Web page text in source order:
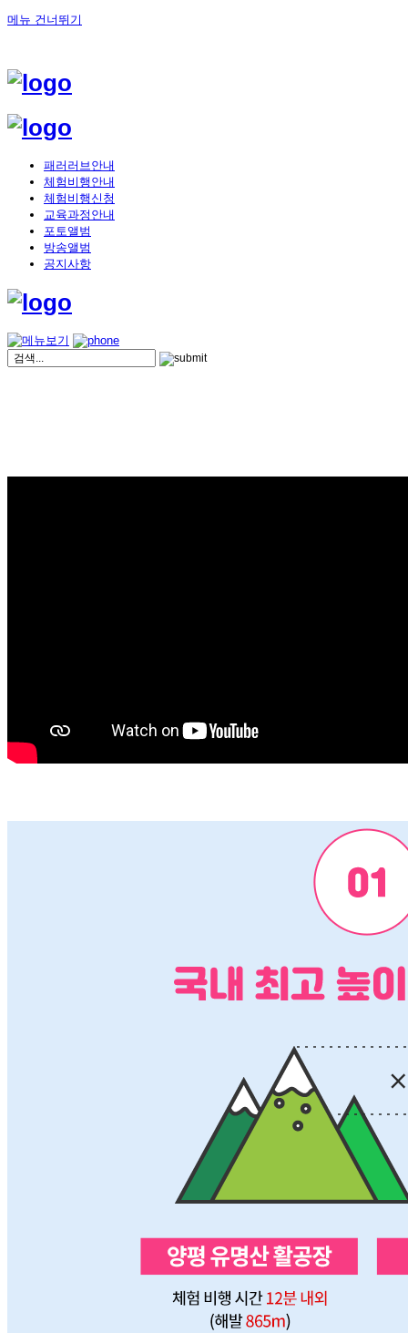
메뉴 건너뛰기
패러러브안내
체험비행안내
체험비행신청
교육과정안내
포토앨범
방송앨범
공지사항